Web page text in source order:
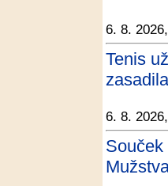
6. 8.
Tenis
6. 8.